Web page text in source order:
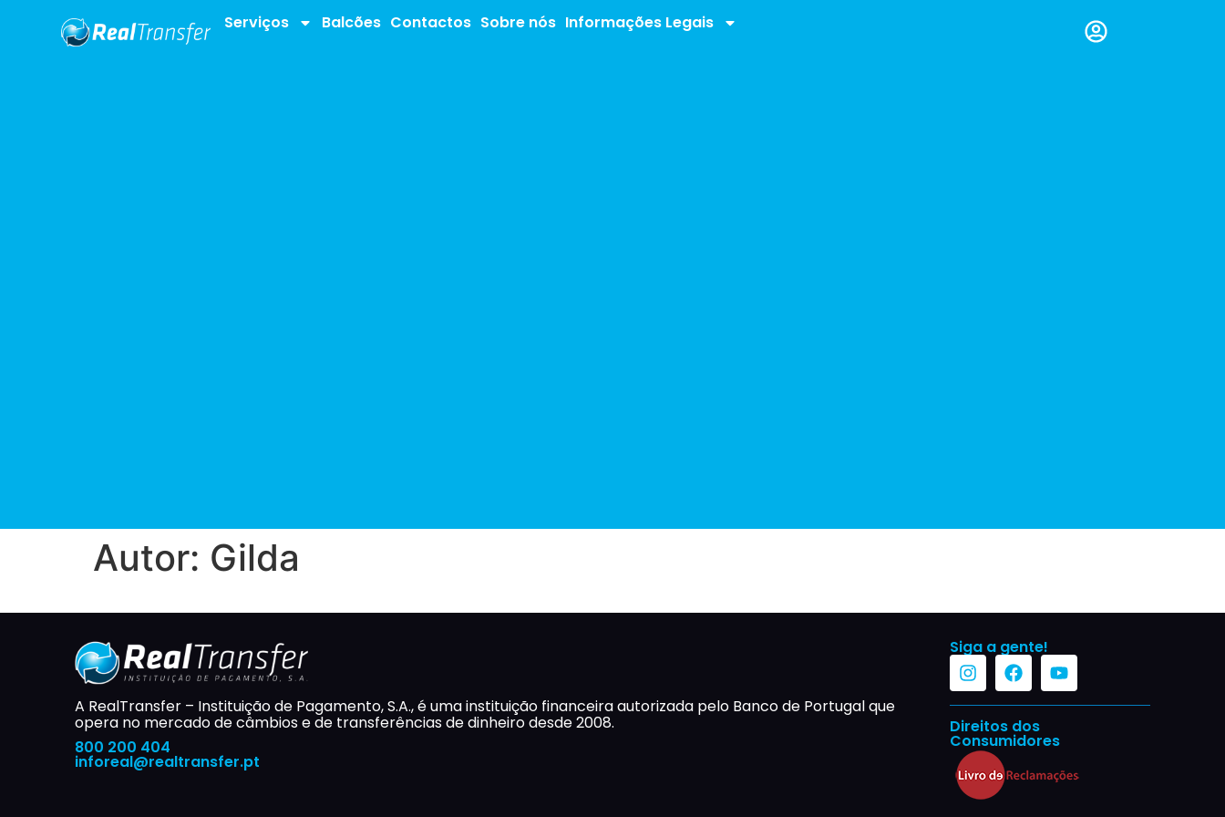
Serviços Balcões Contactos Sobre nós Informações Legais
Autor: Gilda
A RealTransfer – Instituição de Pagamento, S.A., é uma instituição financeira autorizada pelo Banco de Portugal que
opera no mercado de câmbios e de transferências de dinheiro desde 2008.
800 200 404
inforeal@realtransfer.pt​
Siga a gente!
Direitos dos
Consumidores